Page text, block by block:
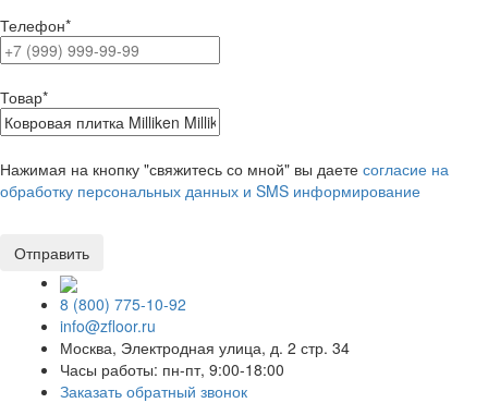
Телефон*
Товар*
Нажимая на кнопку "свяжитесь со мной" вы даете согласие на
обработку персональных данных и SMS информирование
8 (800) 775-10-92
info@zfloor.ru
Москва, Электродная улица, д. 2 стр. 34
Часы работы: пн-пт, 9:00-18:00
Заказать обратный звонок